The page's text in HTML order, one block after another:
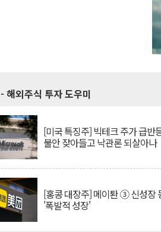
- 해외주식 투자 도우미
[미국 특징주] 빅테크 주가 급반
불안 잦아들고 낙관론 되살아나
[홍콩 대장주] 메이퇀 ③ 신성장
'폭발적 성장'